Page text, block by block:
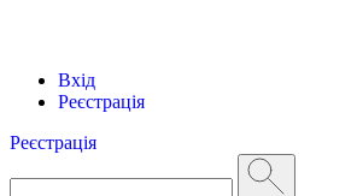
Вхід
Реєстрація
Реєстрація